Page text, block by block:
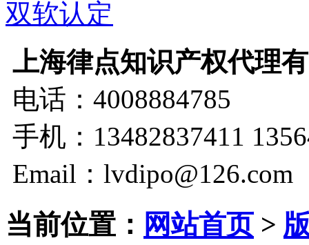
双软认定
上海律点知识产权代理
电话：4008884785
手机：13482837411
Email：lvdipo@126.com
当前位置： 网站首页>